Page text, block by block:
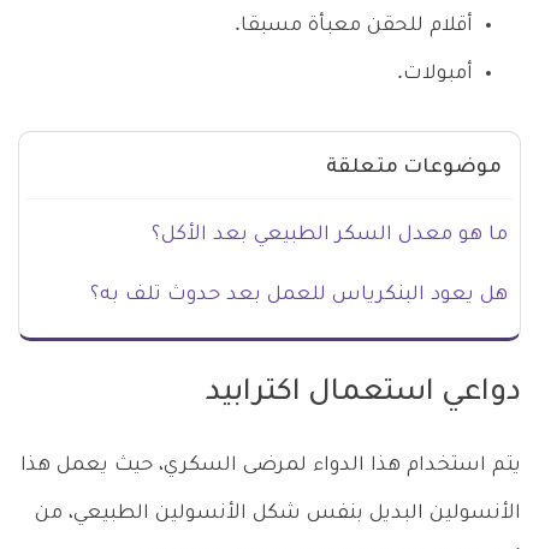
أقلام للحقن معبأة مسبقا.
أمبولات.
موضوعات متعلقة
ما هو معدل السكر الطبيعي بعد الأكل؟
هل يعود البنكرياس للعمل بعد حدوث تلف به؟
دواعي استعمال اكترابيد
يتم استخدام هذا الدواء لمرضى السكري، حيث يعمل هذا
الأنسولين البديل بنفس شكل الأنسولين الطبيعي، من